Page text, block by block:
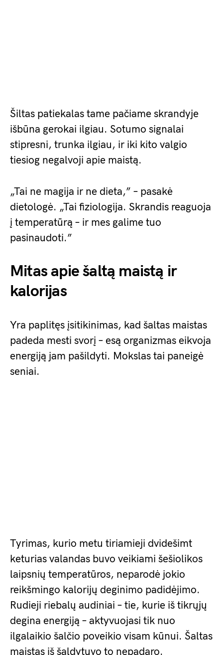
Šiltas patiekalas tame pačiame skrandyje
išbūna gerokai ilgiau. Sotumo signalai
stipresni, trunka ilgiau, ir iki kito valgio
tiesiog negalvoji apie maistą.
„Tai ne magija ir ne dieta,” – pasakė
dietologė. „Tai fiziologija. Skrandis reaguoja
į temperatūrą – ir mes galime tuo
pasinaudoti.”
Mitas apie šaltą maistą ir
kalorijas
Yra paplitęs įsitikinimas, kad šaltas maistas
padeda mesti svorį – esą organizmas eikvoja
energiją jam pašildyti. Mokslas tai paneigė
seniai.
Tyrimas, kurio metu tiriamieji dvidešimt
keturias valandas buvo veikiami šešiolikos
laipsnių temperatūros, neparodė jokio
reikšmingo kalorijų deginimo padidėjimo.
Rudieji riebalų audiniai – tie, kurie iš tikrųjų
degina energiją – aktyvuojasi tik nuo
ilgalaikio šalčio poveikio visam kūnui. Šaltas
maistas iš šaldytuvo to nepadaro.